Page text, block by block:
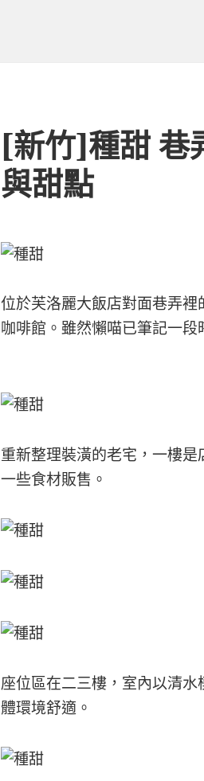
[新竹]種甜 巷
與甜點
位於芙洛麗大飯店對面巷弄裡
咖啡館。雖然懶喵已筆記一
重新整理裝潢的老宅，一樓
一些食材販售。
座位區在二三樓，室內以清
體環境舒適。